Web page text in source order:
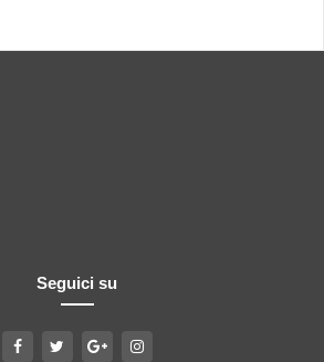
Seguici su